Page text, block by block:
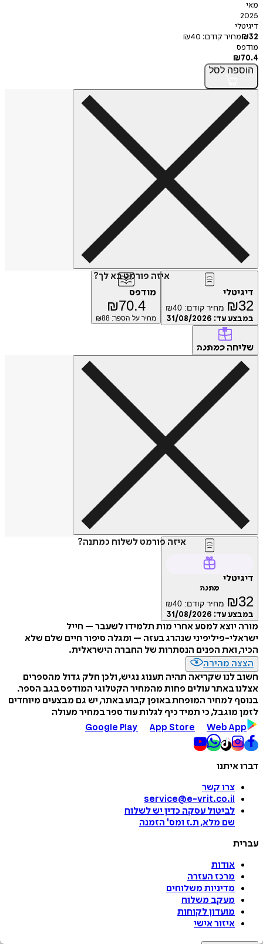
מאי
2025
דיגיטלי
₪32 מחיר קודם: ₪40
מודפס
₪70.4
הוספה לסל
איזה פורמט בא לך?
דיגיטלי
₪32 מחיר קודם: ₪40
במבצע עד: 31/08/2026
מודפס
₪70.4
מחיר על הספר: ₪ 88
שליחה כמתנה
איזה פורמט לשלוח כמתנה?
דיגיטלי
מתנה
₪32 מחיר קודם: ₪40
במבצע עד: 31/08/2026
מורה יוצא למסע אחרי מות תלמידו לשעבר – חייל
ישראלי-פיליפיני שנהרג בעזה – ומגלה סיפור חיים שלם שלא
הכיר, ואת הפנים הנסתרות של החברה הישראלית.
הצצה מהירה
חשוב לנו שקריאה תהיה תענוג נגיש, ולכן חלק גדול מהספרים
אצלנו באתר עולים פחות מהמחיר הקטלוגי המודפס בגב הספר.
בנוסף למחיר המופחת באופן קבוע באתר, יש גם מבצעים מיוחדים
לזמן מוגבל, כי תמיד כיף לגלות עוד ספר במחיר מעולה
Google Play
App Store Web App
דברו איתנו
צרו קשר
service@e-vrit.co.il
לביטול עסקה כדין יש לשלוח
שם מלא, ת.ז ומס' הזמנה
עברית
אודות
מרכז העזרה
מדיניות משלוחים
מעקב משלוח
מועדון לקוחות
איזור אישי